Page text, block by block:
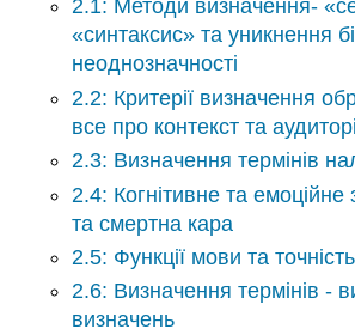
5:
Індуктивні
аргументи
Індекс
Глосарій
2.1: Методи визначення-
«синтаксис» та уникнення
неоднозначності
2.2: Критерії визначення
все про контекст та
2.3: Визначення термінів
2.4: Когнітивне та
та смертна кара
2.5: Функції мови та
2.6: Визначення термінів -
визначень